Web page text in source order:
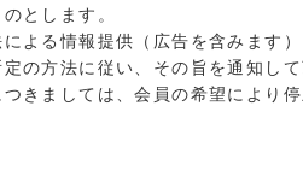
とします。
よる情報提供（広告を含みます
の方法に従い、その旨を通知し
きましては、会員の希望により